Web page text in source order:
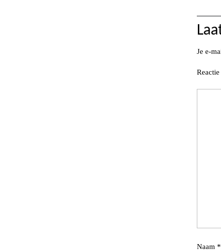
Je e-
Reactie
Naam *